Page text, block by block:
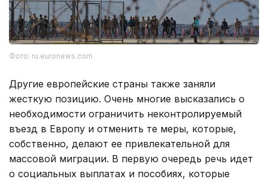
Фото: ru.euronews.com
Другие европейские страны также заняли
жесткую позицию. Очень многие высказались о
необходимости ограничить неконтролируемый
въезд в Европу и отменить те меры, которые,
собственно, делают ее привлекательной для
массовой миграции. В первую очередь речь идет
о социальных выплатах и пособиях, которые